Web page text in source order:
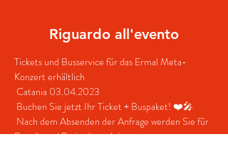
Riguardo all'evento
Tickets und Busservice für das Ermal Meta-
Konzert erhältlich
Catania 03.04.2023
Buchen Sie jetzt Ihr Ticket + Buspaket! ❤️🎤
Details und Preise kontaktiert.